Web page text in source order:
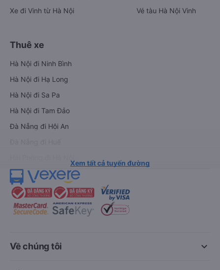
Xe đi Vinh từ Hà Nội
Vé tàu Hà Nội Vinh
Thuê xe
Hà Nội đi Ninh Bình
Hà Nội đi Hạ Long
Hà Nội đi Sa Pa
Hà Nội đi Tam Đảo
Đà Nẵng đi Hội An
Xem tất cả tuyến đường
keyboard_arrow_down
Về chúng tôi